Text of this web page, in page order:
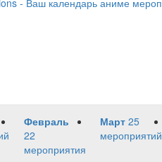
Февраль
22
мероприятия
Март 25
мероприятий